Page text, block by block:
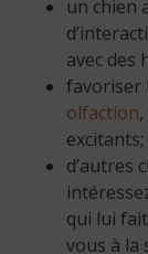
un chien
avec des
favoriser
olfaction
excitants;
d’autres
qui lui
vous à la